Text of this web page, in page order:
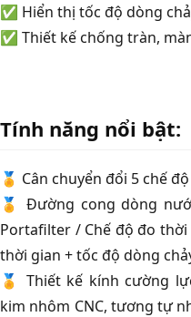
✅ Hiển thị tốc độ dòng
✅ Thiết kế chống tràn,
Tính năng nổi bật:
🏅 Cân chuyển đổi 5 chế
🏅 Đường cong dòng
Portafilter / Chế độ đo
thời gian + tốc độ dòng
🏅 Thiết kế kính cường
kim nhôm CNC, tương tự